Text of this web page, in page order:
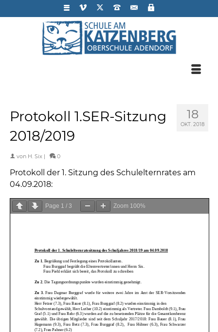
18
OKT. 2018
Protokoll 1.SER-Sitzung
2018/2019
von H. Six | 0
Protokoll der 1. Sitzung des Schulelternrates am
04.09.2018:
Page 1 / 3 Zoom 100%